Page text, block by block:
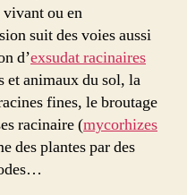
vivant ou en
suit des voies aussi
d’exsudat racinaires
et animaux du sol, la
fines, le broutage
racinaire (mycorhizes
des plantes par des